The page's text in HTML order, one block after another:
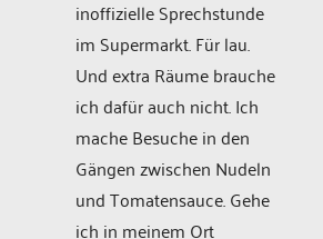
inoffizielle Sprechstunde
im Supermarkt. Für lau.
Und extra Räume brauche
ich dafür auch nicht. Ich
mache Besuche in den
Gängen zwischen Nudeln
und Tomatensauce. Gehe
ich in meinem Ort